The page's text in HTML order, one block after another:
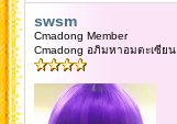
swsm
Cmadong Member
Cmadong อภิมหาอมตะเซียน